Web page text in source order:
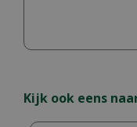
Kijk ook eens